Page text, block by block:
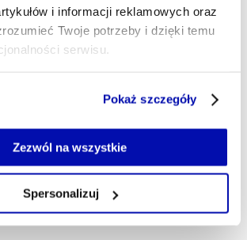
i informacji reklamowych oraz
Twoje potrzeby i dzięki temu
serwisu.
zgody na zapisywanie plików cookie,
swoimi uprawnieniami, np. we
internetowej lub po wybraniu opcji
Pokaż szczegóły
Zezwól na wszystkie
Spersonalizuj